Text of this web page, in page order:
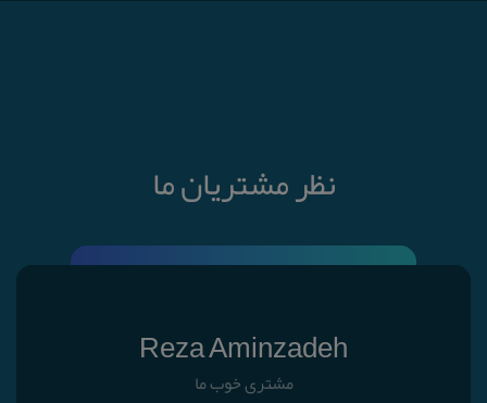
نظر مشتریان ما
Reza Aminzadeh
مشتری خوب ما